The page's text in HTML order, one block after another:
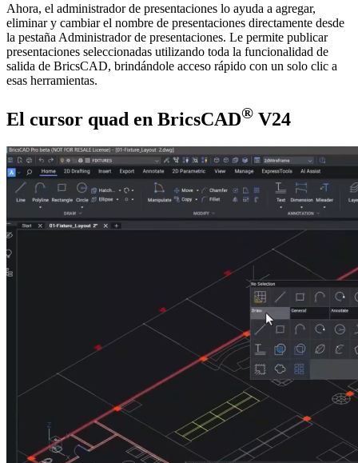
Ahora, el administrador de presentaciones lo ayuda a agregar,
eliminar y cambiar el nombre de presentaciones directamente desde
la pestaña Administrador de presentaciones. Le permite publicar
presentaciones seleccionadas utilizando toda la funcionalidad de
salida de BricsCAD, brindándole acceso rápido con un solo clic a
esas herramientas.
El cursor quad en BricsCAD® V24